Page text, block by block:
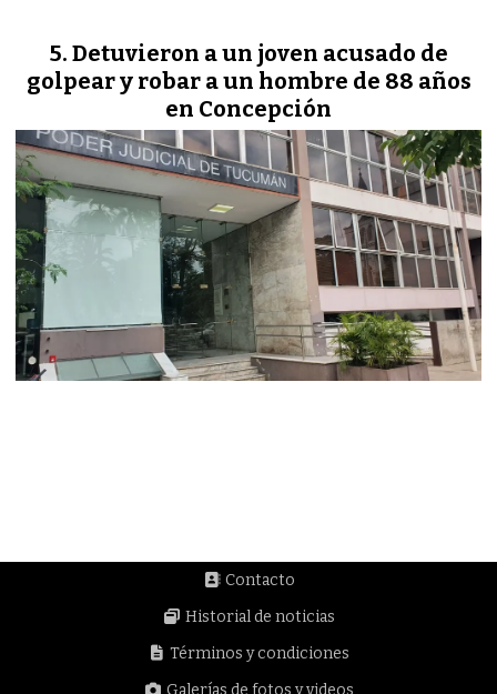
Detuvieron a un joven acusado de
golpear y robar a un hombre de 88 años
en Concepción
Contacto
Historial de noticias
Términos y condiciones